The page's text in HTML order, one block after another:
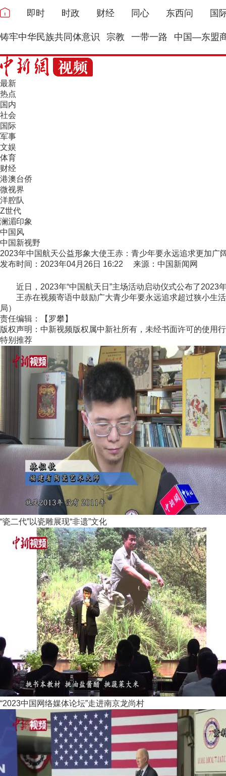
即时 时政 财经 同心 东西问 国
铸牢中华民族共同体意识 宗教 一带一路 中国—东盟
最新
热点
国内
社会
国际
军事
文娱
体育
财经
港澳台侨
微视界
洋腔队
Z世代
澜湄印象
中国风
中国新视野
2023年中国航天公益形象大使王赤：青少年要永远追求更加广
发布时间：2023年04月26日 16:22 来源：中国新闻网
近日，2023年“中国航天日”主场活动启动仪式公布了2023
王赤在视频寄语中鼓励广大青少年要永远追求超过狭小生活
局）
责任编辑：【罗攀】
版权声明：中新视频版权属中新社所有，未经书面许可的使用
特别推荐
“瓷二代”以瓷雕展现“非遗”文化
“2023中国网络媒体论坛”走进南京龙尚村